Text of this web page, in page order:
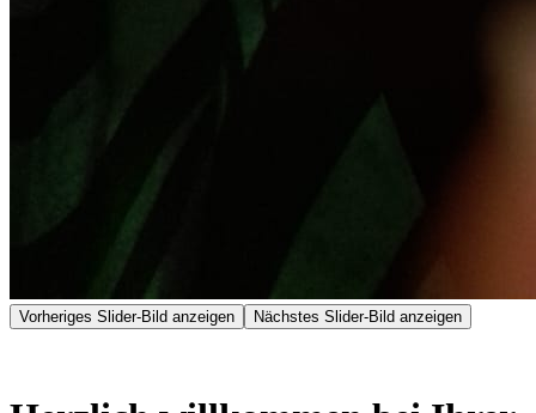
Vorheriges Slider-Bild anzeigen Nächstes Slider-Bild anzeigen